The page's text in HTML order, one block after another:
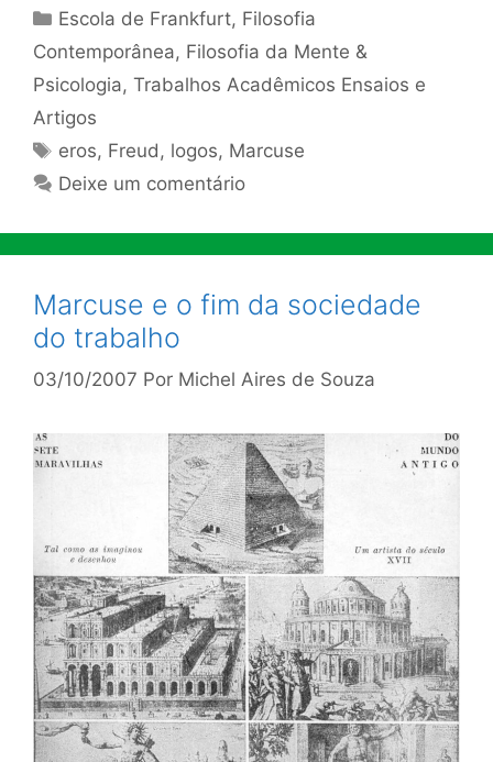
Categorias
Escola de Frankfurt, Filosofia
Contemporânea, Filosofia da Mente &
Psicologia, Trabalhos Acadêmicos Ensaios e
Artigos
Tags
eros, Freud , logos, Marcuse
Deixe um comentário
Marcuse e o fim da sociedade
do trabalho
03/10/2007 Por Michel Aires de Souza